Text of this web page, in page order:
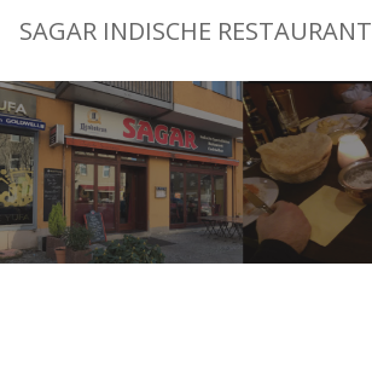
SAGAR INDISCHE RESTAURANT